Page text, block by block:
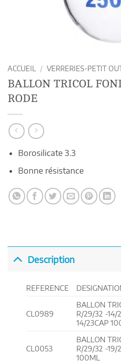
ACCUEIL / VERRERIES-PETIT
BALLON TRICOL
RODE
Borosilicate 3.3
Bonne résistance
Description
REFERENCE
CL0989
BALLON
R/29/32 -14/
14/23CAP
CL0053
BALLON
R/29/32 -19/
100ML